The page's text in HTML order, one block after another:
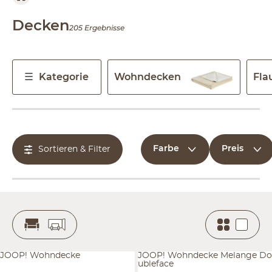
Decken205 Ergebnisse
Kategorie Wohndecken
Sortieren & Filter Farbe Preis
JOOP! Wohndecke
JOOP! Wohndecke Melange Do
ubleface